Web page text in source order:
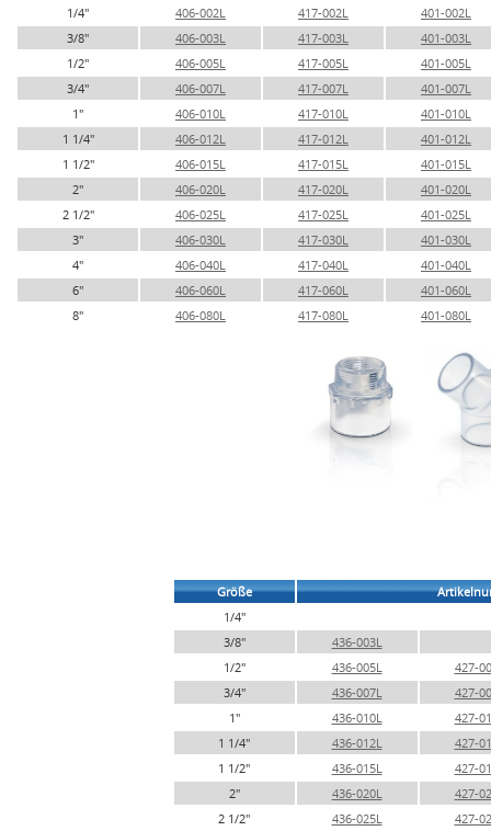
1/4"
406-002L 417-002L
401-002L
3/8"
406-003L 417-003L
401-003L
1/2"
406-005L 417-005L
401-005L
3/4"
406-007L 417-007L
401-007L
1"
406-010L 417-010L
401-010L
1 1/4"
406-012L 417-012L
401-012L
1 1/2"
406-015L 417-015L
401-015L
2"
406-020L 417-020L
401-020L
2 1/2"
406-025L 417-025L
401-025L
3"
406-030L 417-030L
401-030L
4"
406-040L 417-040L
401-040L
6"
406-060L 417-060L
401-060L
8"
406-080L 417-080L 401-080L
Größe
1/4"
3/8"
436-003L
1/2"
436-005L
427-
3/4"
436-007L
427-
1"
436-010L
427-
1 1/4"
436-012L
427-
1 1/2"
436-015L
427-
2"
436-020L
427-
2 1/2"
436-025L 427-